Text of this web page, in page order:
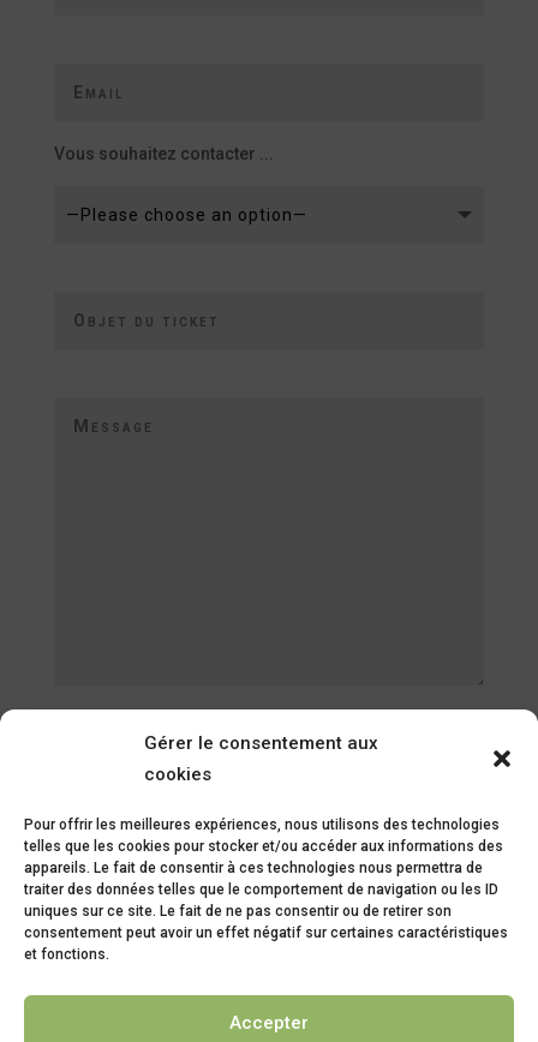
Gérer le consentement aux
cookies
Pour offrir les meilleures expériences, nous utilisons des technologies
telles que les cookies pour stocker et/ou accéder aux informations des
appareils. Le fait de consentir à ces technologies nous permettra de
traiter des données telles que le comportement de navigation ou les ID
uniques sur ce site. Le fait de ne pas consentir ou de retirer son
consentement peut avoir un effet négatif sur certaines caractéristiques
et fonctions.
Accepter
Vous souhaitez contacter ...
Je confirme avoir pris connaissance de la